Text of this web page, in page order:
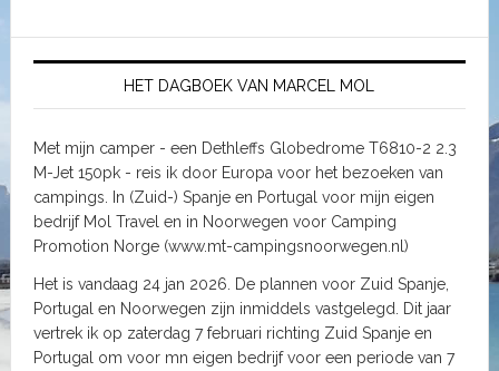
HET DAGBOEK VAN MARCEL MOL
Met mijn camper - een Dethleffs Globedrome T6810-2 2.3
M-Jet 150pk - reis ik door Europa voor het bezoeken van
campings. In (Zuid-) Spanje en Portugal voor mijn eigen
bedrijf Mol Travel en in Noorwegen voor Camping
Promotion Norge (www.mt-campingsnoorwegen.nl)
Het is vandaag 24 jan 2026. De plannen voor Zuid Spanje,
Portugal en Noorwegen zijn inmiddels vastgelegd. Dit jaar
vertrek ik op zaterdag 7 februari richting Zuid Spanje en
Portugal om voor mn eigen bedrijf voor een periode van 7